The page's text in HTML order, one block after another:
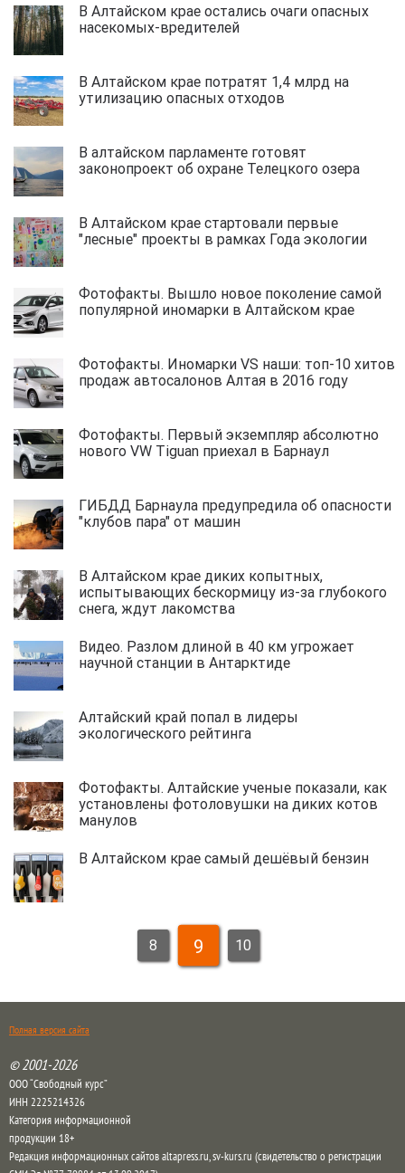
В Алтайском крае остались очаги опасных
насекомых-вредителей
В Алтайском крае потратят 1,4 млрд на
утилизацию опасных отходов
В алтайском парламенте готовят
законопроект об охране Телецкого озера
В Алтайском крае стартовали первые
"лесные" проекты в рамках Года экологии
Фотофакты. Вышло новое поколение самой
популярной иномарки в Алтайском крае
Фотофакты. Иномарки VS наши: топ-10 хитов
продаж автосалонов Алтая в 2016 году
Фотофакты. Первый экземпляр абсолютно
нового VW Tiguan приехал в Барнаул
ГИБДД Барнаула предупредила об опасности
"клубов пара" от машин
В Алтайском крае диких копытных,
испытывающих бескормицу из-за глубокого
снега, ждут лакомства
Видео. Разлом длиной в 40 км угрожает
научной станции в Антарктиде
Алтайский край попал в лидеры
экологического рейтинга
Фотофакты. Алтайские ученые показали, как
установлены фотоловушки на диких котов
манулов
В Алтайском крае самый дешёвый бензин
8 9 10
Полная версия сайта
© 2001-2026
ООО “Свободный курс”
ИНН 2225214326
Категория информационной
продукции 18+
Редакция информационных сайтов altapress.ru, sv-kurs.ru (свидетельство о регистрации